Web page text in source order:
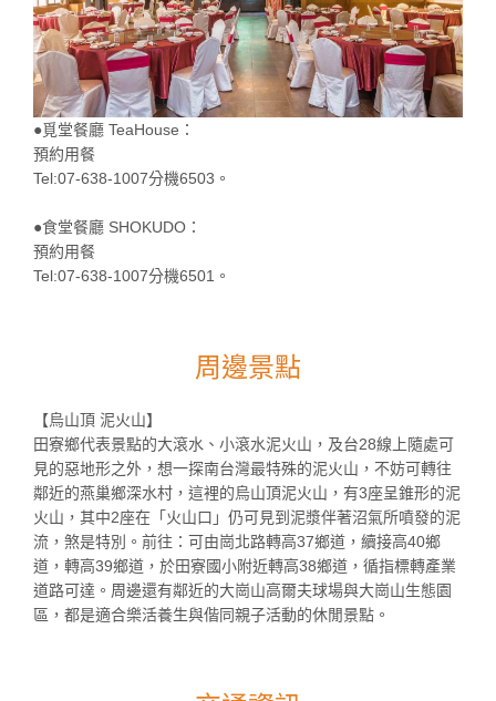
●覓堂餐廳 TeaHouse：
預約用餐
Tel:07-638-1007分機6503。
●食堂餐廳 SHOKUDO：
預約用餐
Tel:07-638-1007分機6501。
周邊景點
【烏山頂 泥火山】
田寮鄉代表景點的大滾水、小滾水泥火山，及台28線上隨處可
見的惡地形之外，想一探南台灣最特殊的泥火山，不妨可轉往
鄰近的燕巢鄉深水村，這裡的烏山頂泥火山，有3座呈錐形的泥
火山，其中2座在「火山口」仍可見到泥漿伴著沼氣所噴發的泥
流，煞是特別。前往：可由崗北路轉高37鄉道，續接高40鄉
道，轉高39鄉道，於田寮國小附近轉高38鄉道，循指標轉產業
道路可達。周邊還有鄰近的大崗山高爾夫球場與大崗山生態園
區，都是適合樂活養生與偕同親子活動的休閒景點。